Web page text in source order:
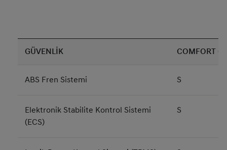
GÜVENLİK COMFORT
ABS Fren Sistemi S
Elektronik Stabilite Kontrol Sistemi
(ECS)
S